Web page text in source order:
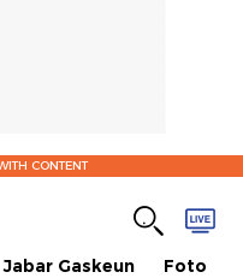
CONTENT
Jabar Gaskeun Foto